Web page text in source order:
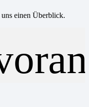
einen Überblick.